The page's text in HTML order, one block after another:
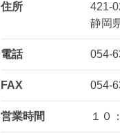
住所
421-
静岡
電話 054-
FAX 054-
営業時間 １０